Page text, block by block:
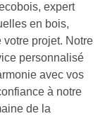
expert
en bois,
projet. Notre
personnalisé
avec vos
à notre
de la